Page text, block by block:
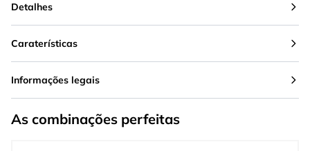
Detalhes
Caraterísticas
Informações legais
As combinações perfeitas